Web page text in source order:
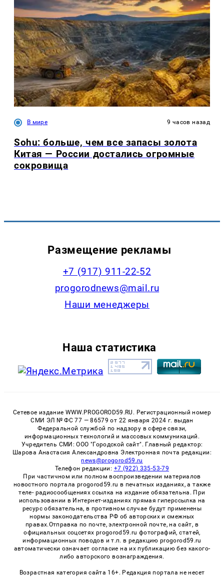
В мире 9 часов назад
Sohu: больше, чем все запасы золота
Китая — России достались огромные
сокровища
Размещение рекламы
+7 (917) 911-22-52
progorodnews@mail.ru
Наши менеджеры
Наша статистика
Сетевое издание WWW.PROGOROD59.RU. Регистрационный номер
СМИ ЭЛ № ФС 77 — 86579 от 22 января 2024 г. выдан
Федеральной службой по надзору в сфере связи,
информационных технологий и массовых коммуникаций.
Учредитель СМИ: ООО "Городской сайт". Главный редактор:
Шарова Анастасия Александровна Электронная почта редакции:
news@progorod59.ru
Телефон редакции: +7 (922) 335-53-79
При частичном или полном воспроизведении материалов
новостного портала progorod59.ru в печатных изданиях, а также
теле- радиосообщениях ссылка на издание обязательна. При
использовании в Интернет-изданиях прямая гиперссылка на
ресурс обязательна, в противном случае будут применены
нормы законодательства РФ об авторских и смежных
правах.Отправка по почте, электронной почте, на сайт, в
официальных соцсетях progorod59.ru фотографий, статей,
информационных поводов и т.п. в редакцию progorod59.ru
автоматически означает согласие на их публикацию без какого-
либо авторского вознаграждения.
Возрастная категория сайта 16+. Редакция портала не несет